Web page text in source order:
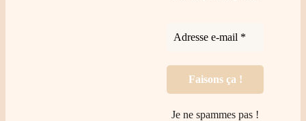
Je ne spammes pas !